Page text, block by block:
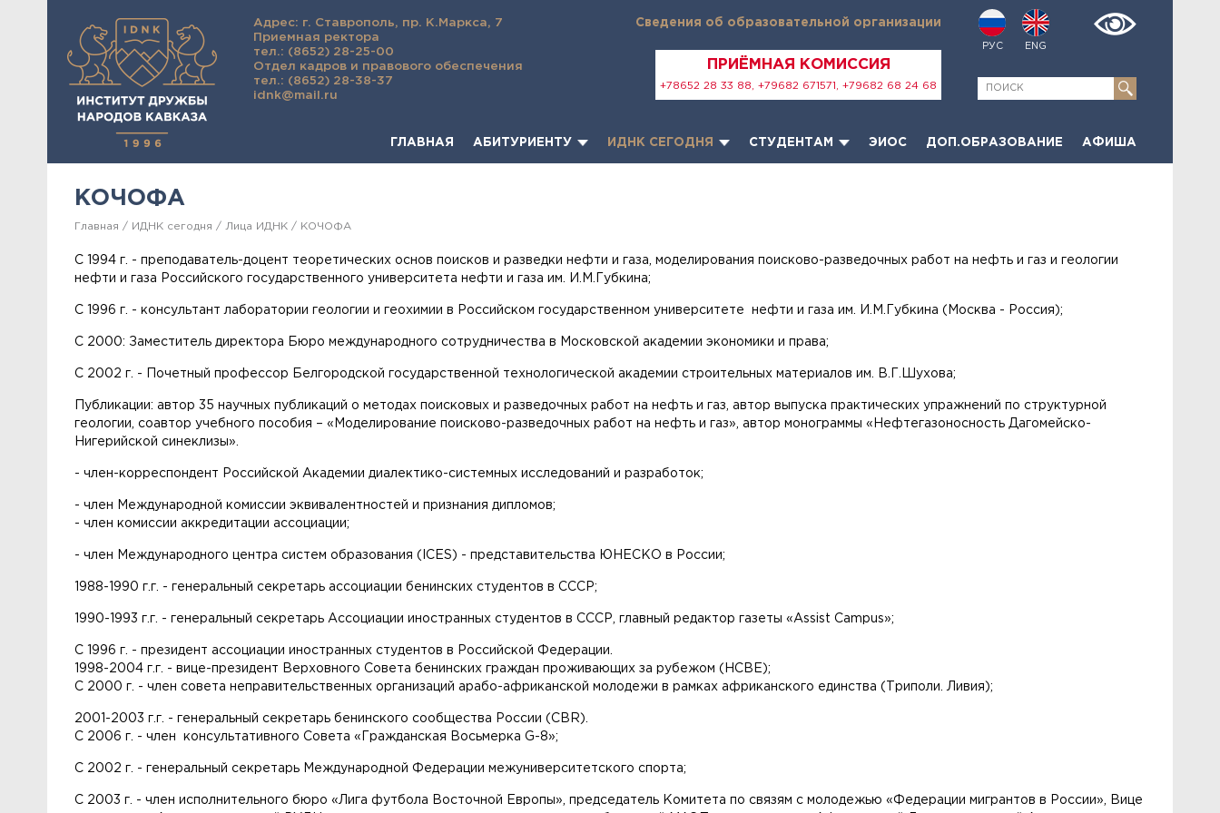
Адрес: г. Ставрополь, пр. К.Маркса, 7
Приемная ректора
тел.: (8652) 28-25-00
Отдел кадров и правового обеспечения
тел.: (8652) 28-38-37
idnk@mail.ru
Сведения об образовательной организации
ПРИЁМНАЯ КОМИССИЯ
+78652 28 33 88, +79682 671571, +79682 68 24 68
РУС ENG
ГЛАВНАЯ АБИТУРИЕНТУ ИДНК СЕГОДНЯ СТУДЕНТАМ ЭИОС ДОП.ОБРАЗОВАНИЕ АФИША
КОЧОФА
Главная ИДНК сегодня Лица ИДНК КОЧОФА
С 1994 г. - преподаватель-доцент теоретических основ поисков и разведки нефти и газа, моделирования поисково-разведочных работ на нефть и газ и геологии
нефти и газа Российского государственного университета нефти и газа им. И.М.Губкина;
С 1996 г. - консультант лаборатории геологии и геохимии в Российском государственном университете нефти и газа им. И.М.Губкина (Москва - Россия);
С 2000: Заместитель директора Бюро международного сотрудничества в Московской академии экономики и права;
С 2002 г. - Почетный профессор Белгородской государственной технологической академии строительных материалов им. В.Г.Шухова;
Публикации: автор 35 научных публикаций о методах поисковых и разведочных работ на нефть и газ, автор выпуска практических упражнений по структурной
геологии, соавтор учебного пособия – «Моделирование поисково-разведочных работ на нефть и газ», автор монограммы «Нефтегазоносность Дагомейско-
Нигерийской синеклизы».
- член-корреспондент Российской Академии диалектико-системных исследований и разработок;
- член Международной комиссии эквивалентностей и признания дипломов;
- член комиссии аккредитации ассоциации;
- член Международного центра систем образования (ICES) - представительства ЮНЕСКО в России;
1988-1990 г.г. - генеральный секретарь ассоциации бенинских студентов в СССР;
1990-1993 г.г. - генеральный секретарь Ассоциации иностранных студентов в СССР, главный редактор газеты «Assist Campus»;
С 1996 г. - президент ассоциации иностранных студентов в Российской Федерации.
1998-2004 г.г. - вице-президент Верховного Совета бенинских граждан проживающих за рубежом (HCBE);
С 2000 г. - член совета неправительственных организаций арабо-африканской молодежи в рамках африканского единства (Триполи. Ливия);
2001-2003 г.г. - генеральный секретарь бенинского сообщества России (CBR).
С 2006 г. - член консультативного Совета «Гражданская Восьмерка G-8»;
С 2002 г. - генеральный секретарь Международной Федерации межуниверситетского спорта;
С 2003 г. - член исполнительного бюро «Лига футбола Восточной Европы», председатель Комитета по связям с молодежью «Федерации мигрантов в России», Вице